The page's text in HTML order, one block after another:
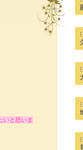
いと思いま